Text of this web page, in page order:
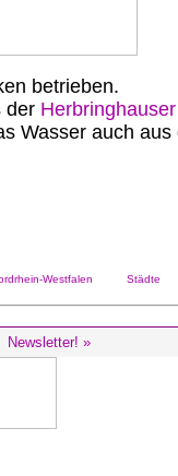
betrieben.
der
Wasser auch aus
Westfalen Städte
Newsletter! »